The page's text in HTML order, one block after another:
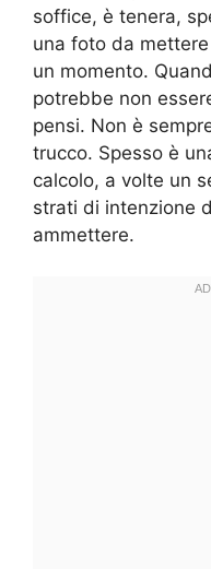
soffice, è tenera,
una foto da
un momento.
potrebbe non
pensi. Non è
trucco. Spesso è
calcolo, a volte un
strati di intenzione
ammettere.